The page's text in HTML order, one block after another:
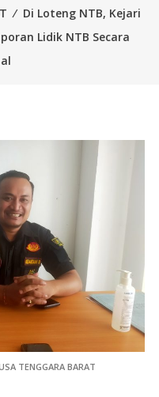
⁄ Di Loteng NTB, Kejari
Lidik NTB Secara
TENGGARA BARAT